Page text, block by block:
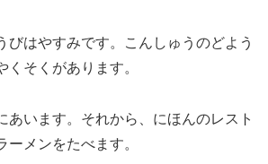
びはやすみです。こんしゅうのどよう
くそくがあります。
あいます。それから、にほんのレスト
ーメンをたべます。